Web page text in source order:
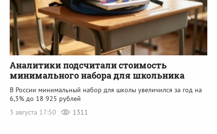
Аналитики подсчитали стоимость
минимального набора для школьника
В России минимальный набор для школы увеличился за год на
6,3% до 18 925 рублей
3 августа 17:50
1311